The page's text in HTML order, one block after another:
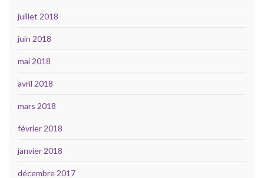
juillet 2018
juin 2018
mai 2018
avril 2018
mars 2018
février 2018
janvier 2018
décembre 2017